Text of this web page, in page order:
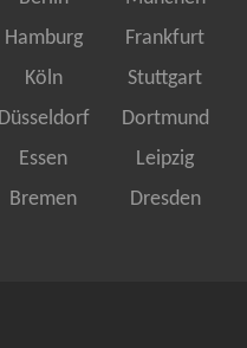
Hamburg
Frankfurt
Köln
Stuttgart
Düsseldorf
Dortmund
Essen
Leipzig
Bremen
Dresden